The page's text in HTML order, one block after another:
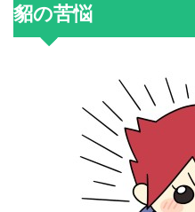
貂の苦悩